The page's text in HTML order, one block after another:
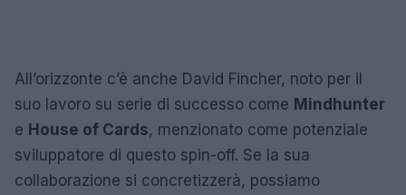
All’orizzonte c’è anche David Fincher, noto per il
suo lavoro su serie di successo come Mindhunter
e House of Cards, menzionato come potenziale
sviluppatore di questo spin-off. Se la sua
collaborazione si concretizzerà, possiamo